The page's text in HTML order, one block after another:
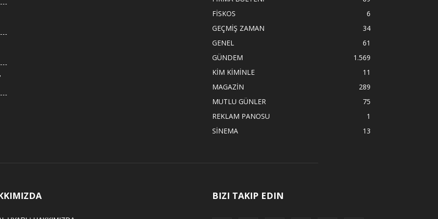
FİSKOS
6
GEÇMİŞ ZAMAN
34
GENEL
61
GÜNDEM
1.569
KİM KİMİNLE
11
MAGAZİN
289
MUTLU GÜNLER
75
REKLAM PANOSU
1
SİNEMA
13
BIZI TAKIP EDIN